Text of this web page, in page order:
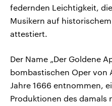
federnden Leichtigkeit,
Musikern auf
attestiert.
Der Name „Der Goldene
bombastischen Oper von
Jahre 1666 entnommen,
Produktionen des damals